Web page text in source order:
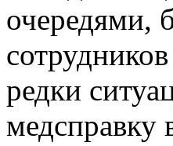
очередями,
редки
медсправку